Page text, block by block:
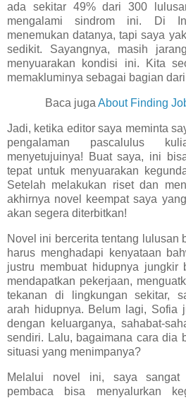
ada sekitar 49% dari 300
mengalami sindrom ini. Di
menemukan datanya, tapi saya
sedikit. Sayangnya, masih
menyuarakan kondisi ini. Kita
memakluminya sebagai bagian
Baca juga About Finding
Jadi, ketika editor saya meminta
pengalaman pascalulus
menyetujuinya! Buat saya, ini
tepat untuk menyuarakan
Setelah melakukan riset dan
akhirnya novel keempat saya
akan segera diterbitkan!
Novel ini bercerita tentang lulusan
harus menghadapi kenyataan
justru membuat hidupnya jungkir
mendapatkan pekerjaan,
tekanan di lingkungan sekitar,
arah hidupnya. Belum lagi, Sofia
dengan keluarganya, sahabat-
sendiri. Lalu, bagaimana cara dia
situasi yang menimpanya?
Melalui novel ini, saya sangat
pembaca bisa menyalurkan